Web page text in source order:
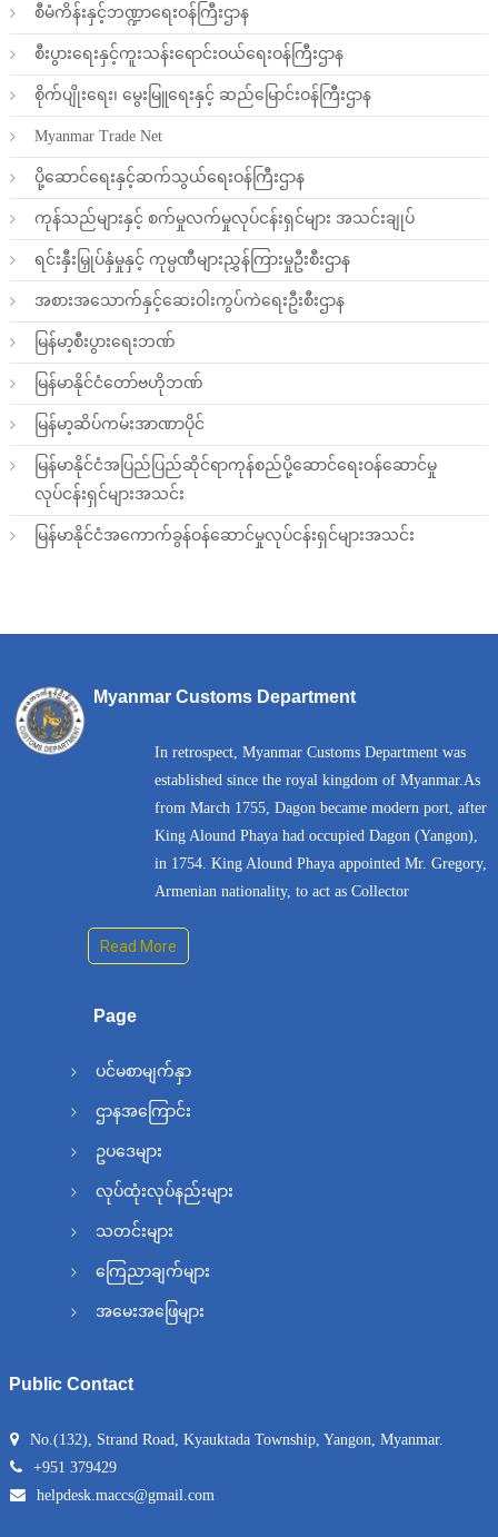
စီမံကိန်းနှင့်ဘဏ္ဍာရေးဝန်ကြီးဌာန
စီးပွားရေးနှင့်ကူးသန်းရောင်းဝယ်ရေးဝန်ကြီးဌာန
စိုက်ပျိုးရေး၊ မွေးမြူရေးနှင့် ဆည်မြောင်းဝန်ကြီးဌာန
Myanmar Trade Net
ပို့ဆောင်ရေးနှင့်ဆက်သွယ်ရေးဝန်ကြီးဌာန
ကုန်သည်များနှင့် စက်မှုလက်မှုလုပ်ငန်းရှင်များ အသင်းချုပ်
ရင်းနှီးမြှုပ်နှံမှုနှင့် ကုမ္ပဏီများညွှန်ကြားမှုဦးစီးဌာန
အစားအသောက်နှင့်ဆေးဝါးကွပ်ကဲရေးဦးစီးဌာန
မြန်မာ့စီးပွားရေးဘဏ်
မြန်မာနိုင်ငံတော်ဗဟိုဘဏ်
မြန်မာ့ဆိပ်ကမ်းအာဏာပိုင်
မြန်မာနိုင်ငံအပြည်ပြည်ဆိုင်ရာကုန်စည်ပို့ဆောင်ရေးဝန်ဆောင်မှု
လုပ်ငန်းရှင်များအသင်း
မြန်မာနိုင်ငံအကောက်ခွန်ဝန်ဆောင်မှုလုပ်ငန်းရှင်များအသင်း
Myanmar Customs Department
In retrospect, Myanmar Customs Department was
established since the royal kingdom of Myanmar.As
from March 1755, Dagon became modern port, after
King Alound Phaya had occupied Dagon (Yangon),
in 1754. King Alound Phaya appointed Mr. Gregory,
Armenian nationality, to act as Collector
Read More
Page
ပင်မစာမျက်နှာ
ဌာနအကြောင်း
ဥပဒေများ
လုပ်ထုံးလုပ်နည်းများ
သတင်းများ
ကြေညာချက်များ
အမေးအဖြေများ
Public Contact
No.(132), Strand Road, Kyauktada Township, Yangon, Myanmar.
+951 379429
helpdesk.maccs@gmail.com